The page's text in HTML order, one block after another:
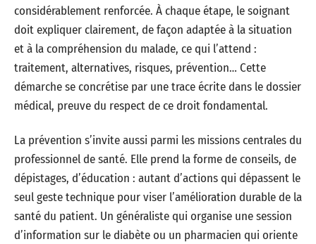
considérablement renforcée. À chaque étape, le soignant
doit expliquer clairement, de façon adaptée à la situation
et à la compréhension du malade, ce qui l’attend :
traitement, alternatives, risques, prévention… Cette
démarche se concrétise par une trace écrite dans le dossier
médical, preuve du respect de ce droit fondamental.
La prévention s’invite aussi parmi les missions centrales du
professionnel de santé. Elle prend la forme de conseils, de
dépistages, d’éducation : autant d’actions qui dépassent le
seul geste technique pour viser l’amélioration durable de la
santé du patient. Un généraliste qui organise une session
d’information sur le diabète ou un pharmacien qui oriente